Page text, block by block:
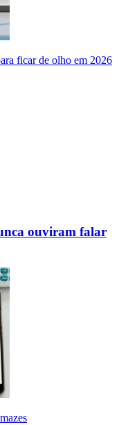
ficar de olho em 2026
ouviram falar